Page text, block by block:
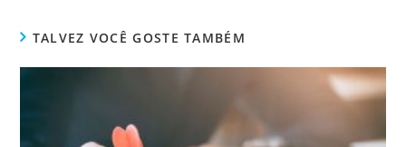
TALVEZ VOCÊ GOSTE TAMBÉM